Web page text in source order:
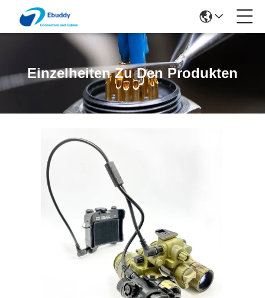
Einzelheiten Zu Den Produkten